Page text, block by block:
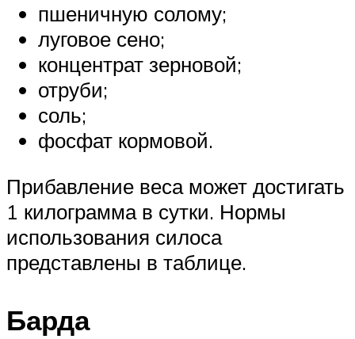
пшеничную солому;
луговое сено;
концентрат зерновой;
отруби;
соль;
фосфат кормовой.
Прибавление веса может достигать
1 килограмма в сутки. Нормы
использования силоса
представлены в таблице.
Барда